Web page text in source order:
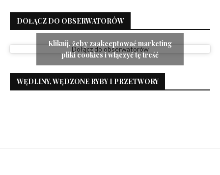
DOŁĄCZ DO OBSERWATORÓW
Dołącz do obserwatorów
Kliknij, żeby zaakceptować marketing
pliki cookies i włączyć tę treść
WĘDLINY, WĘDZONE RYBY I PRZETWORY